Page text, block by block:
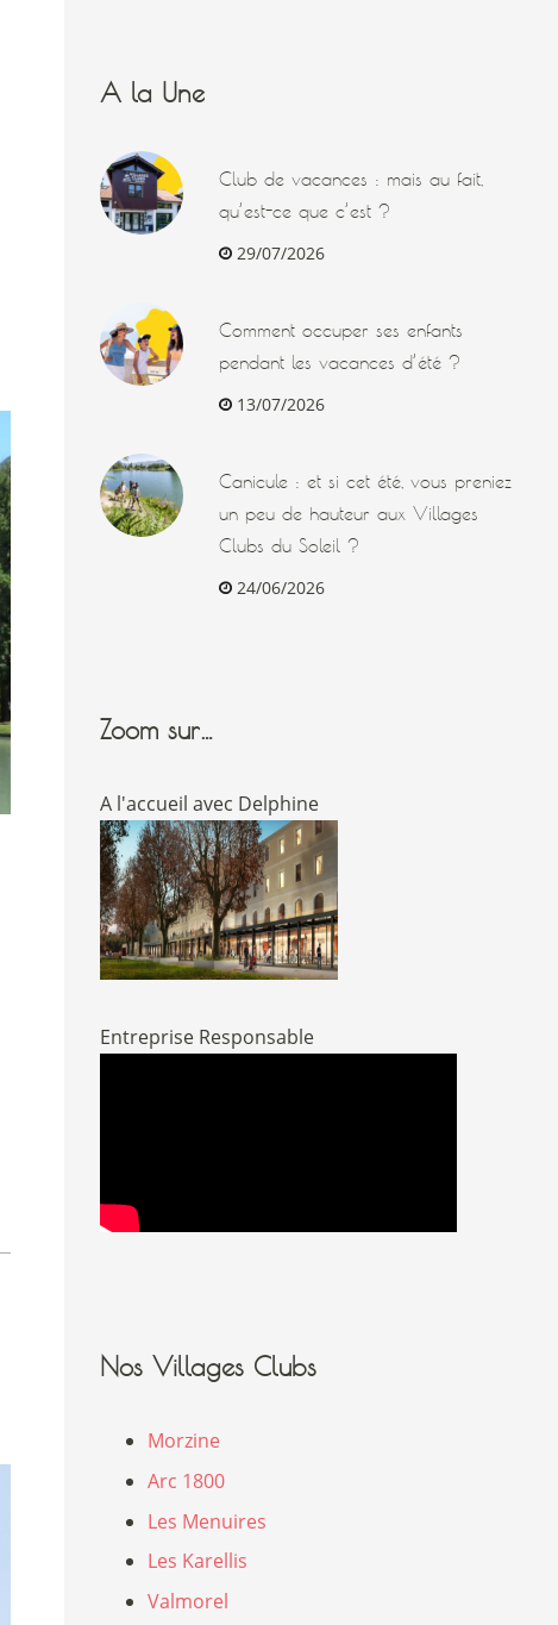
A la Une
Club de vacances : mais au fait,
qu’est-ce que c’est ?
29/07/2026
Comment occuper ses enfants
pendant les vacances d’été ?
13/07/2026
Canicule : et si cet été, vous preniez
un peu de hauteur aux Villages
Clubs du Soleil ?
24/06/2026
Zoom sur…
A l'accueil avec Delphine
Entreprise Responsable
Nos Villages Clubs
Morzine
Arc 1800
Les Menuires
Les Karellis
Valmorel